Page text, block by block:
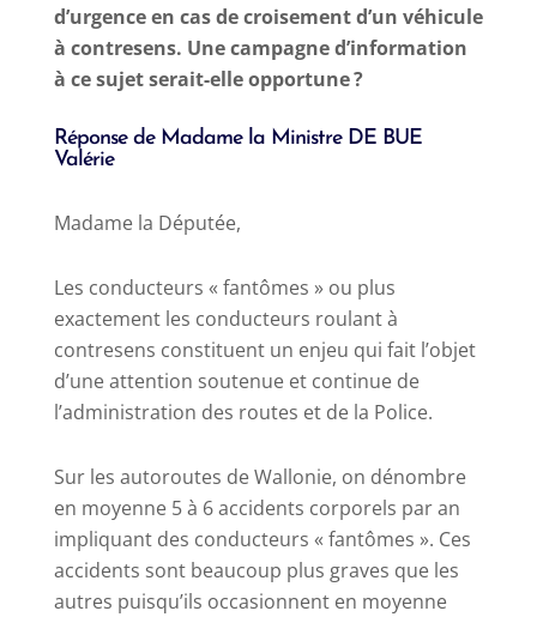
d’urgence en cas de croisement d’un véhicule
à contresens. Une campagne d’information
à ce sujet serait-elle opportune ?
Réponse de Madame la Ministre DE BUE
Valérie
Madame la Députée,
Les conducteurs « fantômes » ou plus
exactement les conducteurs roulant à
contresens constituent un enjeu qui fait l’objet
d’une attention soutenue et continue de
l’administration des routes et de la Police.
Sur les autoroutes de Wallonie, on dénombre
en moyenne 5 à 6 accidents corporels par an
impliquant des conducteurs « fantômes ». Ces
accidents sont beaucoup plus graves que les
autres puisqu’ils occasionnent en moyenne